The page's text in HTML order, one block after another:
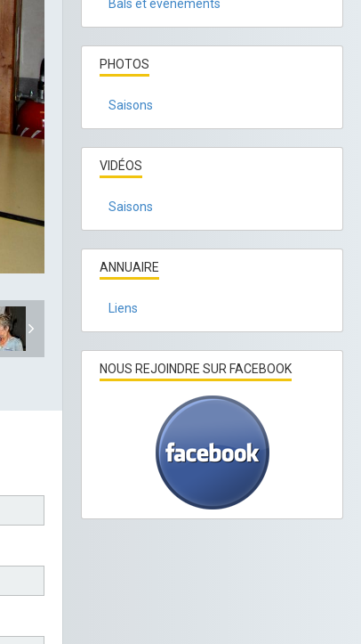
Bals et évènements
PHOTOS
Saisons
VIDÉOS
Saisons
ANNUAIRE
Liens
NOUS REJOINDRE SUR FACEBOOK